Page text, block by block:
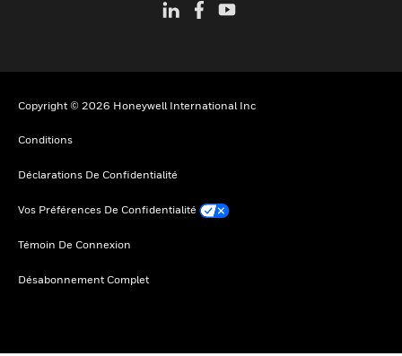
Copyright © 2026 Honeywell International Inc
Conditions
Déclarations De Confidentialité
Vos Préférences De Confidentialité
Témoin De Connexion
Désabonnement Complet